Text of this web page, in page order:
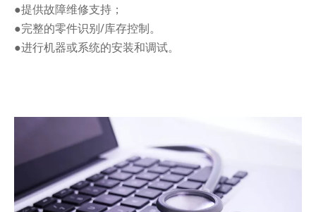
●提供故障维修支持；
●完整的零件识别/库存控制。
●进行机器或系统的安装和调试。